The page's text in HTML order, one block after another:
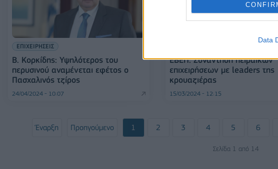
Data
ΕΠΙΧΕΙΡΗΣΕΙΣ
Β. Κορκίδης: Υψηλότερος του
περυσινού αναμένεται εφέτος ο
Πασχαλινός τζίρος
24/04/2024 - 10:07
ΕΒΕΠ: Συνάντηση πειραϊκών
επιχειρήσεων με leaders της
κρουαζιέρας
15/03/2024 - 12:15
Έναρξη Προηγούμενο 1 2 3 4 5 6
Σελίδα 1 από 14